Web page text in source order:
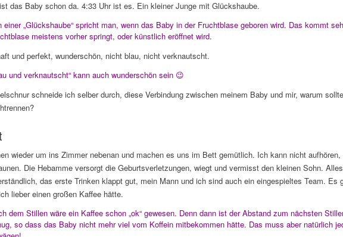
das Baby schon da. 4:33 Uhr ist es. Ein kleiner Junge mit Glückshaube.
einer „Glückshaube“ spricht man, wenn das Baby in der Fruchtblase geboren wird. Das kommt
meistens vorher springt, oder künstlich eröffnet wird.
und perfekt, wunderschön, nicht blau, nicht verknautscht.
und verknautscht“ kann auch wunderschön sein 😉
schneide ich selber durch, diese Verbindung zwischen meinem Baby und mir, warum
wieder um ins Zimmer nebenan und machen es uns im Bett gemütlich. Ich kann nicht
Die Hebamme versorgt die Geburtsverletzungen, wiegt und vermisst den kleinen Sohn.
das erste Trinken klappt gut, mein Mann und ich sind auch ein eingespieltes Team. Es
lieber einen großen Kaffee hätte.
dem Stillen wäre ein Kaffee schon „ok“ gewesen. Denn dann ist der Abstand zum nächsten
so dass das Baby nicht mehr viel vom Koffein mitbekommen hätte. Das muss aber natürlich